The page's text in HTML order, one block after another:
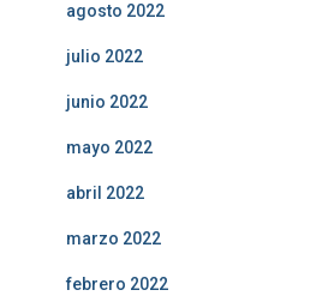
agosto 2022
julio 2022
junio 2022
mayo 2022
abril 2022
marzo 2022
febrero 2022